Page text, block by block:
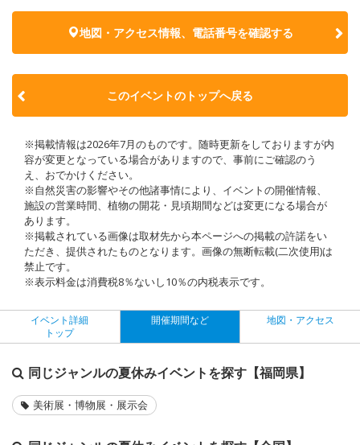
地図・アクセス情報、電話番号を確認する
このイベントのトップへ戻る
※掲載情報は2026年7月のものです。随時更新をしておりますが内
容が変更となっている場合がありますので、事前にご確認のう
え、おでかけください。
※自然災害の影響やその他諸事情により、イベントの開催情報、
施設の営業時間、植物の開花・見頃期間などは変更になる場合が
あります。
※掲載されている画像は取材先から本ページへの掲載の許諾をい
ただき、提供されたものとなります。画像の無断転載(二次使用)は
禁止です。
※表示料金は消費税8％ないし10％の内税表示です。
イベント詳細
トップ
開催期間など 地図・アクセス
同じジャンルの夏休みイベントを探す【福岡県】
美術展・博物展・展示会